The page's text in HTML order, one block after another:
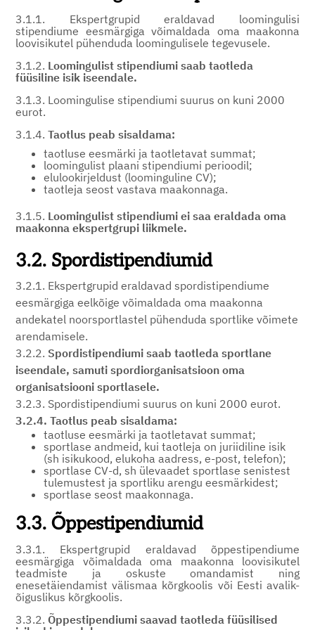
3.1.1. Ekspertgrupid eraldavad loomingulisi
stipendiume eesmärgiga võimaldada oma maakonna
loovisikutel pühenduda loomingulisele tegevusele.
3.1.2. Loomingulist stipendiumi saab taotleda
füüsiline isik iseendale.
3.1.3. Loomingulise stipendiumi suurus on kuni 2000
eurot.
3.1.4. Taotlus peab sisaldama:
taotluse eesmärki ja taotletavat summat;
loomingulist plaani stipendiumi perioodil;
elulookirjeldust (loominguline CV);
taotleja seost vastava maakonnaga.
3.1.5. Loomingulist stipendiumi ei saa eraldada oma
maakonna ekspertgrupi liikmele.
3.2. Spordistipendiumid
3.2.1. Ekspertgrupid eraldavad spordistipendiume
eesmärgiga eelkõige võimaldada oma maakonna
andekatel noorsportlastel pühenduda sportlike võimete
arendamisele.
3.2.2. Spordistipendiumi saab taotleda sportlane
iseendale, samuti spordiorganisatsioon oma
organisatsiooni sportlasele.
3.2.3. Spordistipendiumi suurus on kuni 2000 eurot.
3.2.4. Taotlus peab sisaldama:
taotluse eesmärki ja taotletavat summat;
sportlase andmeid, kui taotleja on juriidiline isik
(sh isikukood, elukoha aadress, e-post, telefon);
sportlase CV-d, sh ülevaadet sportlase senistest
tulemustest ja sportliku arengu eesmärkidest;
sportlase seost maakonnaga.
3.3. Õppestipendiumid
3.3.1. Ekspertgrupid eraldavad õppestipendiume
eesmärgiga võimaldada oma maakonna loovisikutel
teadmiste ja oskuste omandamist ning
enesetäiendamist välismaa kõrgkoolis või Eesti avalik-
õiguslikus kõrgkoolis.
3.3.2. Õppestipendiumi saavad taotleda füüsilised